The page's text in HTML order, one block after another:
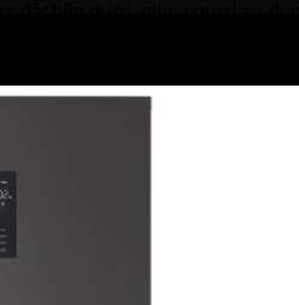
đặt bên dưới, giúp người sử
là 301 lít, ngăn này rộng rãi,
với nhu cầu dùng ngăn mát